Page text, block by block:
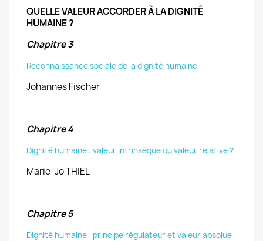
QUELLE VALEUR ACCORDER À LA DIGNITÉ
HUMAINE ?
Chapitre 3
Reconnaissance sociale de la dignité humaine
Johannes Fischer
Chapitre 4
Dignité humaine : valeur intrinsèque ou valeur relative ?
Marie-Jo THIEL
Chapitre 5
Dignité humaine : principe régulateur et valeur absolue